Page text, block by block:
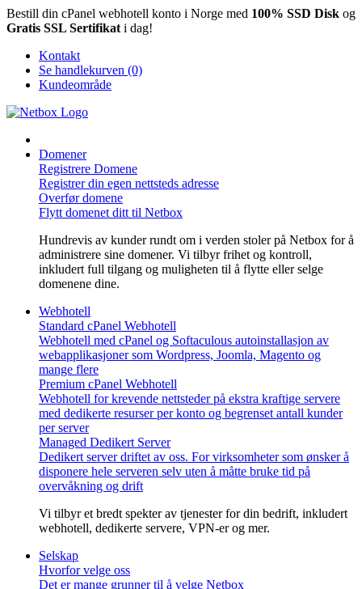
Bestill din cPanel webhotell konto i Norge med 100% SSD Disk og
Gratis SSL Sertifikat i dag!
Kontakt
Se handlekurven (0)
Kundeområde
Domener
Registrere Domene
Registrer din egen nettsteds adresse
Overfør domene
Flytt domenet ditt til Netbox
Hundrevis av kunder rundt om i verden stoler på Netbox for å
administrere sine domener. Vi tilbyr frihet og kontroll,
inkludert full tilgang og muligheten til å flytte eller selge
domenene dine.
Webhotell
Standard cPanel Webhotell
Webhotell med cPanel og Softaculous autoinstallasjon av
webapplikasjoner som Wordpress, Joomla, Magento og
mange flere
Premium cPanel Webhotell
Webhotell for krevende nettsteder på ekstra kraftige servere
med dedikerte resurser per konto og begrenset antall kunder
per server
Managed Dedikert Server
Dedikert server driftet av oss. For virksomheter som ønsker å
disponere hele serveren selv uten å måtte bruke tid på
overvåkning og drift
Vi tilbyr et bredt spekter av tjenester for din bedrift, inkludert
webhotell, dedikerte servere, VPN-er og mer.
Selskap
Hvorfor velge oss
Det er mange grunner til å velge Netbox